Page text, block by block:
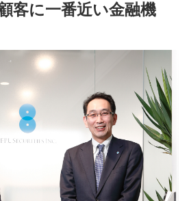
客に一番近い金融機